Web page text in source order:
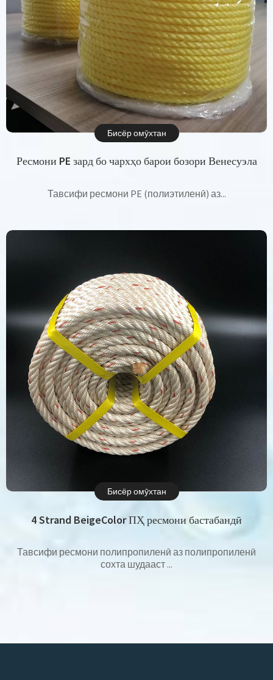
Ресмони PE зард бо чархҳо барои бозори Венесуэла
Тавсифи ресмони PE (полиэтиленӣ) аз...
Бисёр омӯхтан
4 Strand BeigeColor ПҲ ресмони бастабандӣ
Тавсифи ресмони полипропиленӣ аз полипропиленӣ
сохта шудааст ...
Бисёр омӯхтан